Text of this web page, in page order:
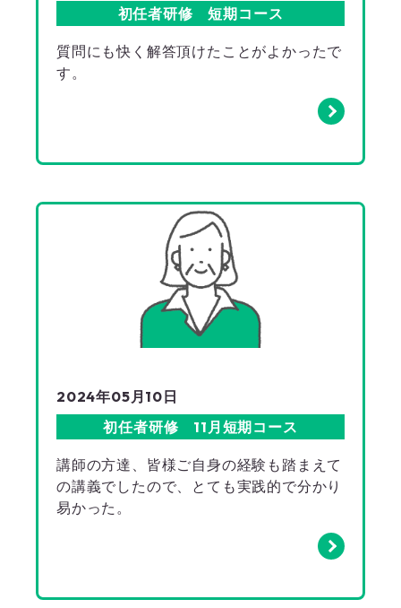
初任者研修 短期コース
質問にも快く解答頂けたことがよかったで
す。
2024年05月10日
初任者研修 11月短期コース
講師の方達、皆様ご自身の経験も踏まえて
の講義でしたので、とても実践的で分かり
易かった。